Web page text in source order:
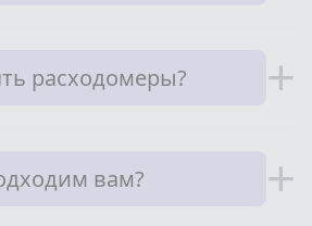
расходомеры? +
вам? +